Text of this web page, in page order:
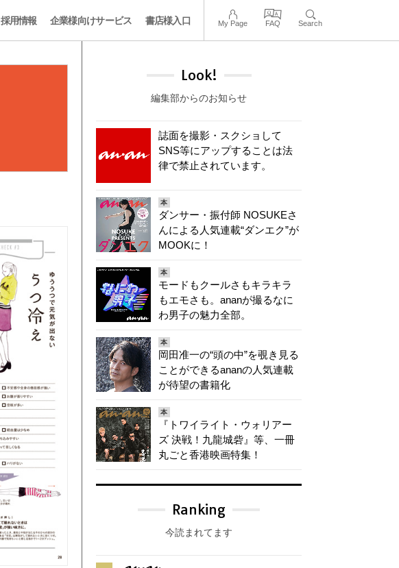
採用情報 企業様向けサービス 書店様入口 My Page FAQ Search
Look!
編集部からのお知らせ
誌面を撮影・スクショして
SNS等にアップすることは法
律で禁止されています。
本
ダンサー・振付師 NOSUKEさ
んによる人気連載“ダンエク”が
MOOKに！
本
モードもクールさもキラキラ
もエモさも。ananが撮るなに
わ男子の魅力全部。
本
岡田准一の“頭の中”を覗き見る
ことができるananの人気連載
が待望の書籍化
本
『トワイライト・ウォリアー
ズ 決戦！九龍城砦』等、一冊
丸ごと香港映画特集！
Ranking
今読まれてます